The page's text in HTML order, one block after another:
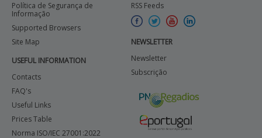
Política de Segurança de
Informação
Supported Browsers
Site Map
USEFUL INFORMATION
Contacts
FAQ's
Useful Links
Prices Table
Norma ISO/IEC 27001:2022
RSS Feeds
NEWSLETTER
Newsletter
Subscrição